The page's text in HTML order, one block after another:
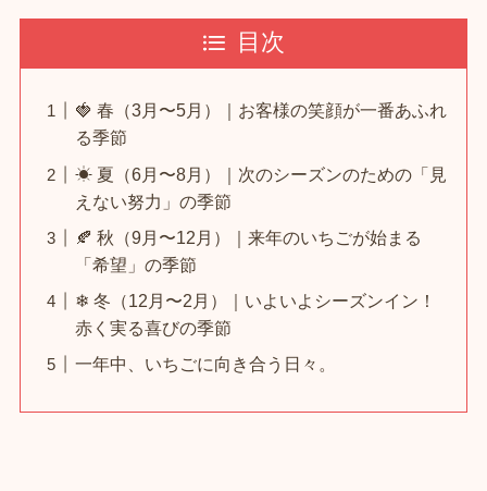
目次
🍓 春（3月〜5月）｜お客様の笑顔が一番あふれ
る季節
☀ 夏（6月〜8月）｜次のシーズンのための「見
えない努力」の季節
🍂 秋（9月〜12月）｜来年のいちごが始まる
「希望」の季節
❄ 冬（12月〜2月）｜いよいよシーズンイン！
赤く実る喜びの季節
一年中、いちごに向き合う日々。